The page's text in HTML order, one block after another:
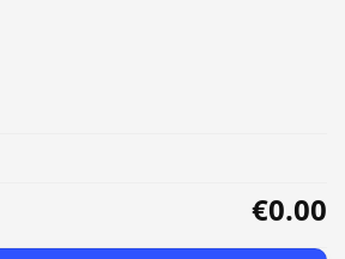
€0.00